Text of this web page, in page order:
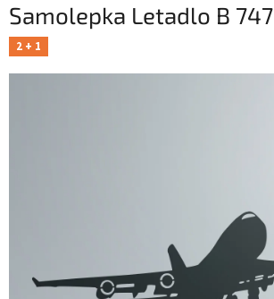
Samolepka Letadlo B 747
2 + 1